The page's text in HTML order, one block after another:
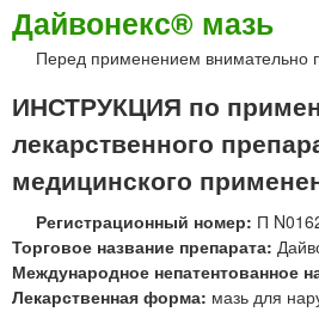
г
о
ь
б
е
р
з
о
в
ы
Дайвонекс® мазь
Перед применением внимательно
ИНСТРУКЦИЯ по
лекарственного
медицинского
Регистрационный номер: П
Торговое название препарата:
Международное непатентованное
Лекарственная форма: мазь для